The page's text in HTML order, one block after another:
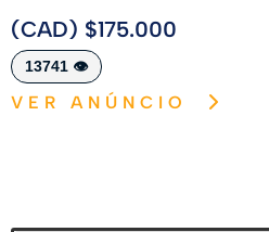
(CAD) $175.000
13741 👁️
VER ANÚNCIO